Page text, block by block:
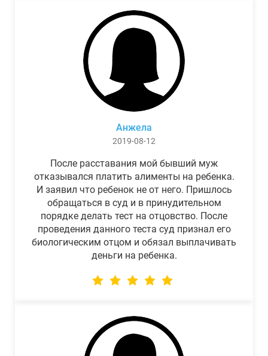
Анжела
2019-08-12
После расставания мой бывший муж
отказывался платить алименты на ребенка.
И заявил что ребенок не от него. Пришлось
обращаться в суд и в принудительном
порядке делать тест на отцовство. После
проведения данного теста суд признал его
биологическим отцом и обязал выплачивать
деньги на ребенка.